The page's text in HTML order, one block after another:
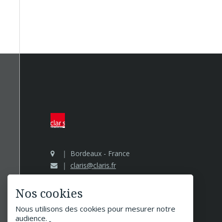
Bordeaux - France
claris@claris.fr
Nos cookies
Nous utilisons des cookies pour mesurer notre
audience.